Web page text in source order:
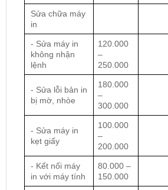
Sửa chữa máy
in
- Sửa máy in
không nhận
lệnh
120.000
–
250.000
- Sửa lỗi bản in
bị mờ, nhòe
180.000
–
300.000
- Sửa máy in
kẹt giấy
100.000
–
200.000
- Kết nối máy
in với máy tính
80.000 –
150.000